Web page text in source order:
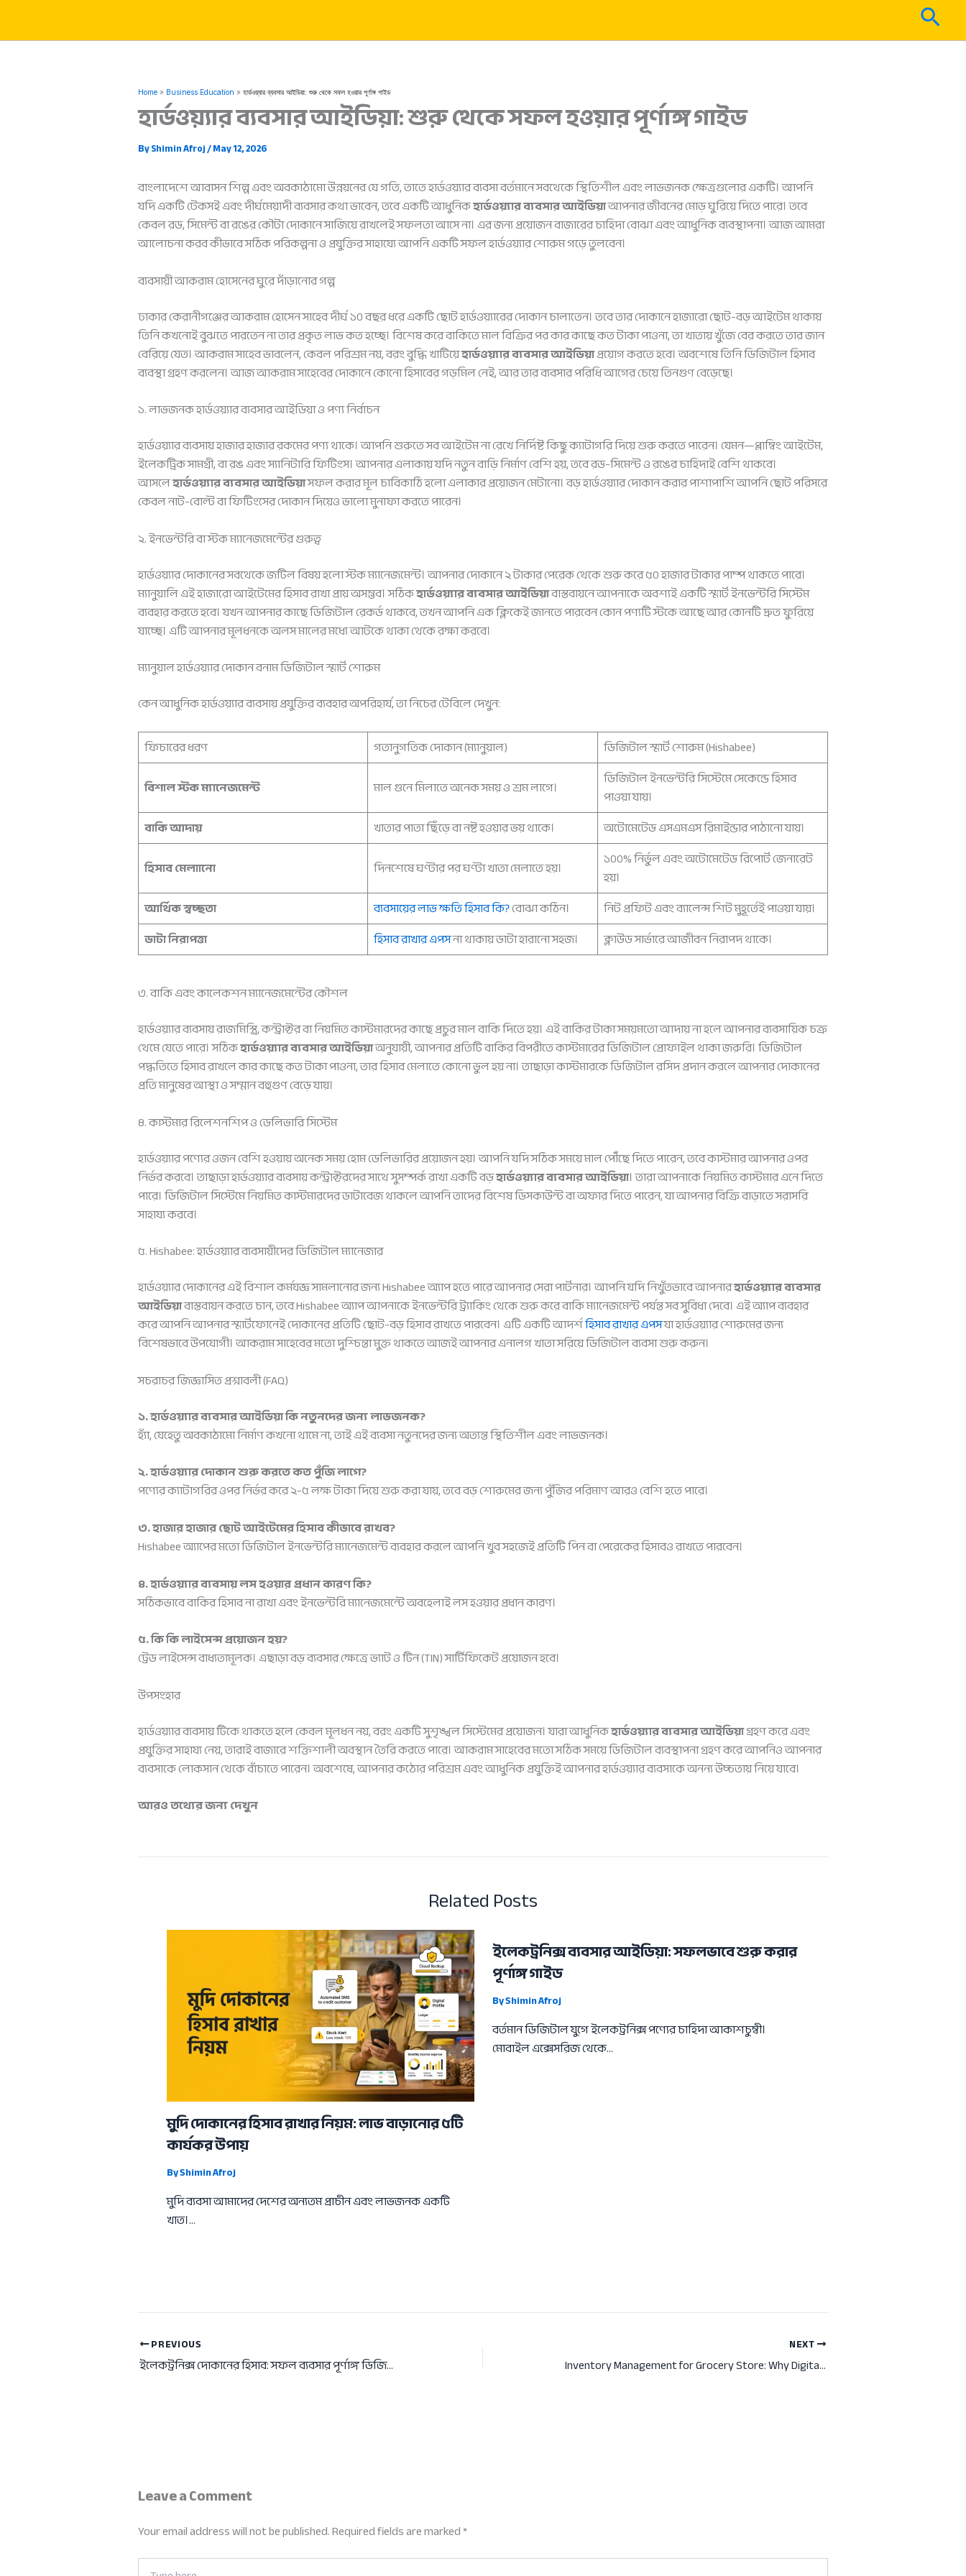
content
Home Business Education হার্ডওয়্যার ব্যবসার আইডিয়া: শুরু থেকে সফল হওয়ার পূর্ণাঙ্গ গাইড
হার্ডওয়্যার ব্যবসার আইডিয়া: শুরু থেকে সফল হওয়ার পূর্ণাঙ্গ গাইড
ByShimin Afroj/May 12, 2026
বাংলাদেশে আবাসন শিল্প এবং অবকাঠামো উন্নয়নের যে গতি, তাতে হার্ডওয়্যার ব্যবসা বর্তমানে সবথেকে স্থিতিশীল এবং লাভজনক ক্ষেত্রগুলোর একটি। আপনি
যদি একটি টেকসই এবং দীর্ঘমেয়াদী ব্যবসার কথা ভাবেন, তবে একটি আধুনিকহার্ডওয়্যার ব্যবসার আইডিয়াআপনার জীবনের মোড় ঘুরিয়ে দিতে পারে। তবে
কেবল রড, সিমেন্ট বা রঙের কৌটা দোকানে সাজিয়ে রাখলেই সফলতা আসে না। এর জন্য প্রয়োজন বাজারের চাহিদা বোঝা এবং আধুনিক ব্যবস্থাপনা। আজ আমরা
আলোচনা করব কীভাবে সঠিক পরিকল্পনা ও প্রযুক্তির সাহায্যে আপনি একটি সফল হার্ডওয়্যার শোরুম গড়ে তুলবেন।
ব্যবসায়ী আকরাম হোসেনের ঘুরে দাঁড়ানোর গল্প
ঢাকার কেরানীগঞ্জের আকরাম হোসেন সাহেব দীর্ঘ ১০ বছর ধরে একটি ছোট হার্ডওয়্যারের দোকান চালাতেন। তবে তার দোকানে হাজারো ছোট-বড় আইটেম থাকায়
তিনি কখনোই বুঝতে পারতেন না তার প্রকৃত লাভ কত হচ্ছে। বিশেষ করে বাকিতে মাল বিক্রির পর কার কাছে কত টাকা পাওনা, তা খাতায় খুঁজে বের করতে তার জান
বেরিয়ে যেত। আকরাম সাহেব ভাবলেন, কেবল পরিশ্রম নয়, বরং বুদ্ধি খাটিয়েহার্ডওয়্যার ব্যবসার আইডিয়াপ্রয়োগ করতে হবে। অবশেষে তিনি ডিজিটাল হিসাব
ব্যবস্থা গ্রহণ করলেন। আজ আকরাম সাহেবের দোকানে কোনো হিসাবের গড়মিল নেই, আর তার ব্যবসার পরিধি আগের চেয়ে তিনগুণ বেড়েছে।
১. লাভজনক হার্ডওয়্যার ব্যবসার আইডিয়া ও পণ্য নির্বাচন
হার্ডওয়্যার ব্যবসায় হাজার হাজার রকমের পণ্য থাকে। আপনি শুরুতে সব আইটেম না রেখে নির্দিষ্ট কিছু ক্যাটাগরি দিয়ে শুরু করতে পারেন। যেমন—প্লাম্বিং আইটেম,
ইলেকট্রিক সামগ্রী, বা রঙ এবং স্যানিটারি ফিটিংস। আপনার এলাকায় যদি নতুন বাড়ি নির্মাণ বেশি হয়, তবে রড-সিমেন্ট ও রঙের চাহিদাই বেশি থাকবে।
আসলেহার্ডওয়্যার ব্যবসার আইডিয়াসফল করার মূল চাবিকাঠি হলো এলাকার প্রয়োজন মেটানো। বড় হার্ডওয়্যার দোকান করার পাশাপাশি আপনি ছোট পরিসরে
কেবল নাট-বোল্ট বা ফিটিংসের দোকান দিয়েও ভালো মুনাফা করতে পারেন।
২. ইনভেন্টরি বা স্টক ম্যানেজমেন্টের গুরুত্ব
হার্ডওয়্যার দোকানের সবথেকে জটিল বিষয় হলো স্টক ম্যানেজমেন্ট। আপনার দোকানে ২ টাকার পেরেক থেকে শুরু করে ৫০ হাজার টাকার পাম্প থাকতে পারে।
ম্যানুয়ালি এই হাজারো আইটেমের হিসাব রাখা প্রায় অসম্ভব। সঠিকহার্ডওয়্যার ব্যবসার আইডিয়াবাস্তবায়নে আপনাকে অবশ্যই একটি স্মার্ট ইনভেন্টরি সিস্টেম
ব্যবহার করতে হবে। যখন আপনার কাছে ডিজিটাল রেকর্ড থাকবে, তখন আপনি এক ক্লিকেই জানতে পারবেন কোন পণ্যটি স্টকে আছে আর কোনটি দ্রুত ফুরিয়ে
যাচ্ছে। এটি আপনার মূলধনকে অলস মালের মধ্যে আটকে থাকা থেকে রক্ষা করবে।
ম্যানুয়াল হার্ডওয়্যার দোকান বনাম ডিজিটাল স্মার্ট শোরুম
কেন আধুনিক হার্ডওয়্যার ব্যবসায় প্রযুক্তির ব্যবহার অপরিহার্য, তা নিচের টেবিলে দেখুন:
ফিচারের ধরণ গতানুগতিক দোকান (ম্যানুয়াল)
ডিজিটাল স্মার্ট শোরুম (Hishabee)
বিশাল স্টক ম্যানেজমেন্ট
মাল গুনে মিলাতে অনেক সময় ও শ্রম লাগে।
ডিজিটাল ইনভেন্টরি সিস্টেমে সেকেন্ডে হিসাব
পাওয়া যায়।
বাকি আদায়
খাতার পাতা ছিঁড়ে বা নষ্ট হওয়ার ভয় থাকে।
অটোমেটেড এসএমএস রিমাইন্ডার পাঠানো যায়।
হিসাব মেলাানো
দিনশেষে ঘণ্টার পর ঘণ্টা খাতা মেলাতে হয়।
১০০% নির্ভুল এবং অটোমেটেড রিপোর্ট জেনারেট
হয়।
আর্থিক স্বচ্ছতা
ব্যবসায়ের লাভ ক্ষতি হিসাব কি?বোঝা কঠিন।
নিট প্রফিট এবং ব্যালেন্স শিট মুহূর্তেই পাওয়া যায়।
ডাটা নিরাপত্তা
হিসাব রাখার এপসনা থাকায় ডাটা হারানো সহজ। ক্লাউড সার্ভারে আজীবন নিরাপদ থাকে।
৩. বাকি এবং কালেকশন ম্যানেজমেন্টের কৌশল
হার্ডওয়্যার ব্যবসায় রাজমিস্ত্রি, কন্ট্রাক্টর বা নিয়মিত কাস্টমারদের কাছে প্রচুর মাল বাকি দিতে হয়। এই বাকির টাকা সময়মতো আদায় না হলে আপনার ব্যবসায়িক চক্র
থেমে যেতে পারে। সঠিকহার্ডওয়্যার ব্যবসার আইডিয়াঅনুযায়ী, আপনার প্রতিটি বাকির বিপরীতে কাস্টমারের ডিজিটাল প্রোফাইল থাকা জরুরি। ডিজিটাল
পদ্ধতিতে হিসাব রাখলে কার কাছে কত টাকা পাওনা, তার হিসাব মেলাতে কোনো ভুল হয় না। তাছাড়া কাস্টমারকে ডিজিটাল রসিদ প্রদান করলে আপনার দোকানের
প্রতি মানুষের আস্থা ও সম্মান বহুগুণ বেড়ে যায়।
৪. কাস্টমার রিলেশনশিপ ও ডেলিভারি সিস্টেম
হার্ডওয়্যার পণ্যের ওজন বেশি হওয়ায় অনেক সময় হোম ডেলিভারির প্রয়োজন হয়। আপনি যদি সঠিক সময়ে মাল পৌঁছে দিতে পারেন, তবে কাস্টমার আপনার ওপর
নির্ভর করবে। তাছাড়া হার্ডওয়্যার ব্যবসায় কন্ট্রাক্টরদের সাথে সুসম্পর্ক রাখা একটি বড়হার্ডওয়্যার ব্যবসার আইডিয়া। তারা আপনাকে নিয়মিত কাস্টমার এনে দিতে
পারে। ডিজিটাল সিস্টেমে নিয়মিত কাস্টমারদের ডাটাবেজ থাকলে আপনি তাদের বিশেষ ডিসকাউন্ট বা অফার দিতে পারেন, যা আপনার বিক্রি বাড়াতে সরাসরি
সাহায্য করবে।
৫. Hishabee: হার্ডওয়্যার ব্যবসায়ীদের ডিজিটাল ম্যানেজার
হার্ডওয়্যার দোকানের এই বিশাল কর্মযজ্ঞ সামলানোর জন্য Hishabee অ্যাপ হতে পারে আপনার সেরা পার্টনার। আপনি যদি নিখুঁতভাবে আপনারহার্ডওয়্যার ব্যবসার
আইডিয়াবাস্তবায়ন করতে চান, তবে Hishabee অ্যাপ আপনাকে ইনভেন্টরি ট্র্যাকিং থেকে শুরু করে বাকি ম্যানেজমেন্ট পর্যন্ত সব সুবিধা দেবে। এই অ্যাপ ব্যবহার
করে আপনি আপনার স্মার্টফোনেই দোকানের প্রতিটি ছোট-বড় হিসাব রাখতে পারবেন। এটি একটি আদর্শহিসাব রাখার এপসযা হার্ডওয়্যার শোরুমের জন্য
বিশেষভাবে উপযোগী। আকরাম সাহেবের মতো দুশ্চিন্তা মুক্ত থাকতে আজই আপনার এনালগ খাতা সরিয়ে ডিজিটাল ব্যবসা শুরু করুন।
সচরাচর জিজ্ঞাসিত প্রশ্নাবলী (FAQ)
১. হার্ডওয়্যার ব্যবসার আইডিয়া কি নতুনদের জন্য লাভজনক?
হ্যাঁ, যেহেতু অবকাঠামো নির্মাণ কখনো থামে না, তাই এই ব্যবসা নতুনদের জন্য অত্যন্ত স্থিতিশীল এবং লাভজনক।
২. হার্ডওয়্যার দোকান শুরু করতে কত পুঁজি লাগে?
পণ্যের ক্যাটাগরির ওপর নির্ভর করে ২-৫ লক্ষ টাকা দিয়ে শুরু করা যায়, তবে বড় শোরুমের জন্য পুঁজির পরিমাণ আরও বেশি হতে পারে।
৩. হাজার হাজার ছোট আইটেমের হিসাব কীভাবে রাখব?
Hishabee অ্যাপের মতো ডিজিটাল ইনভেন্টরি ম্যানেজমেন্ট ব্যবহার করলে আপনি খুব সহজেই প্রতিটি পিন বা পেরেকের হিসাবও রাখতে পারবেন।
৪. হার্ডওয়্যার ব্যবসায় লস হওয়ার প্রধান কারণ কি?
সঠিকভাবে বাকির হিসাব না রাখা এবং ইনভেন্টরি ম্যানেজমেন্টে অবহেলাই লস হওয়ার প্রধান কারণ।
৫. কি কি লাইসেন্স প্রয়োজন হয়?
ট্রেড লাইসেন্স বাধ্যতামূলক। এছাড়া বড় ব্যবসার ক্ষেত্রে ভ্যাট ও টিন (TIN) সার্টিফিকেট প্রয়োজন হবে।
উপসংহার
হার্ডওয়্যার ব্যবসায় টিকে থাকতে হলে কেবল মূলধন নয়, বরং একটি সুশৃঙ্খল সিস্টেমের প্রয়োজন। যারা আধুনিকহার্ডওয়্যার ব্যবসার আইডিয়াগ্রহণ করে এবং
প্রযুক্তির সাহায্য নেয়, তারাই বাজারে শক্তিশালী অবস্থান তৈরি করতে পারে। আকরাম সাহেবের মতো সঠিক সময়ে ডিজিটাল ব্যবস্থাপনা গ্রহণ করে আপনিও আপনার
ব্যবসাকে লোকসান থেকে বাঁচাতে পারেন। অবশেষে, আপনার কঠোর পরিশ্রম এবং আধুনিক প্রযুক্তিই আপনার হার্ডওয়্যার ব্যবসাকে অনন্য উচ্চতায় নিয়ে যাবে।
আরও তথ্যের জন্য দেখুন
Related Posts
মুদি দোকানের হিসাব রাখার নিয়ম: লাভ বাড়ানোর ৫টি
কার্যকর উপায়
ByShimin Afroj
মুদি ব্যবসা আমাদের দেশের অন্যতম প্রাচীন এবং লাভজনক একটি
খাত।…
ইলেকট্রনিক্স ব্যবসার আইডিয়া: সফলভাবে শুরু করার
পূর্ণাঙ্গ গাইড
ByShimin Afroj
বর্তমান ডিজিটাল যুগে ইলেকট্রনিক্স পণ্যের চাহিদা আকাশচুম্বী।
মোবাইল এক্সেসরিজ থেকে…
PREVIOUS
ইলেকট্রনিক্স দোকানের হিসাব: সফল ব্যবসার পূর্ণাঙ্গ ডিজিটাল গাইড
NEXT
Inventory Management for Grocery Store: Why Digital Precision is the Heart of Profit in 2026
Leave a Comment
Your email address will not be published.Required fields are marked*
Type